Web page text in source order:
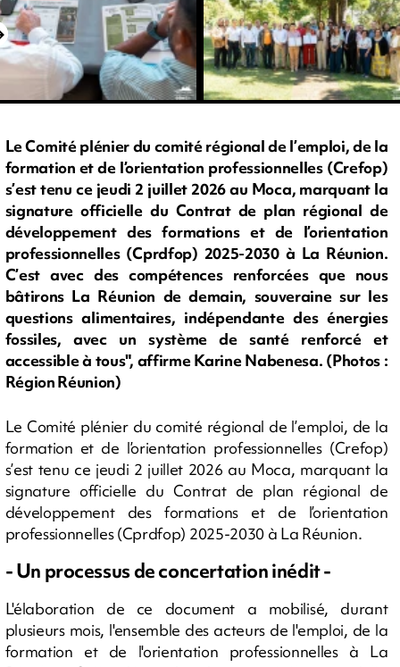
Le Comité plénier du comité régional de l’emploi, de la
formation et de l’orientation professionnelles (Crefop)
s’est tenu ce jeudi 2 juillet 2026 au Moca, marquant la
signature officielle du Contrat de plan régional de
développement des formations et de l’orientation
professionnelles (Cprdfop) 2025-2030 à La Réunion.
C’est avec des compétences renforcées que nous
bâtirons La Réunion de demain, souveraine sur les
questions alimentaires, indépendante des énergies
fossiles, avec un système de santé renforcé et
accessible à tous", affirme Karine Nabenesa. (Photos :
Région Réunion)
Le Comité plénier du comité régional de l’emploi, de la
formation et de l’orientation professionnelles (Crefop)
s’est tenu ce jeudi 2 juillet 2026 au Moca, marquant la
signature officielle du Contrat de plan régional de
développement des formations et de l’orientation
professionnelles (Cprdfop) 2025-2030 à La Réunion.
- Un processus de concertation inédit -
L'élaboration de ce document a mobilisé, durant
plusieurs mois, l'ensemble des acteurs de l'emploi, de la
formation et de l'orientation professionnelles à La